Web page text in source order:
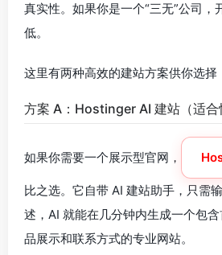
真实性。如果你是一个“三无”公司，
低。
这里有两种高效的建站方案供你选择
方案 A：Hostinger AI 建站（适合
如果你需要一个展示型官网，
比之选。它自带 AI 建站助手，只需
述，AI 就能在几分钟内生成一个包
品展示和联系方式的专业网站。